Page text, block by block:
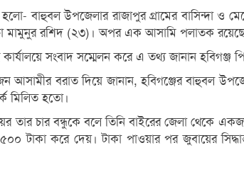
হলো- বাহুবল উপজেলার রাজাপুর গ্রামের
মামুনুর রশিদ (২৩)। অপর এক আসামি পলাতক রয়েছে
সংবাদ সম্মেলন করে এ তথ্য জানান
আসামীর বরাত দিয়ে জানান, হবিগঞ্জের বাহুবল
মিলিত হতো।
তার চার বন্ধুকে বলে তিনি বাইরের জেলা থেকে
টাকা করে দেয়। টাকা পাওয়ার পর জুবায়ের